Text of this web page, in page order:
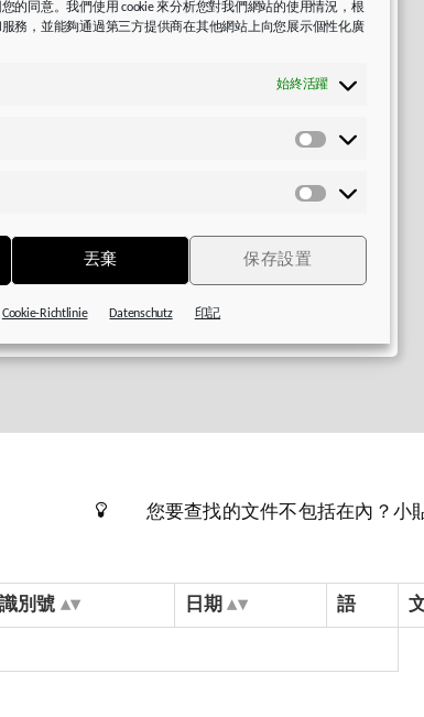
的同意。我們使用 cookie 來分析您對我們網站的使用情況，根
務，並能夠通過第三方提供商在其他網站上向您展示個性化廣
始終活躍
數
丟棄 保存設置
Cookie-Richtlinie Datenschutz 印記
您要查找的文件不包括在內？小
識別號 日期 語